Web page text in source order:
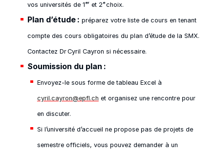
vos universités de 1ᵉʳ et 2ᵉ choix.
Plan d’étude : préparez votre liste de cours en tenant
compte des cours obligatoires du plan d’étude de la SMX.
Contactez Dr Cyril Cayron si nécessaire.
Soumission du plan :
Envoyez‑le sous forme de tableau Excel à
cyril.cayron@epfl.ch et organisez une rencontre pour
en discuter.
Si l’université d’accueil ne propose pas de projets de
semestre officiels, vous pouvez demander à un